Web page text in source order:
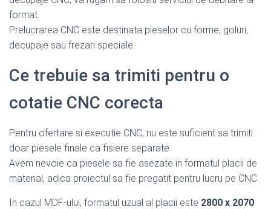
format.
Prelucrarea CNC este destinata pieselor cu forme, goluri,
decupaje sau frezari speciale.
Ce trebuie sa trimiti pentru o
cotatie CNC corecta
Pentru ofertare si executie CNC, nu este suficient sa trimiti
doar piesele finale ca fisiere separate.
Avem nevoie ca piesele sa fie asezate in formatul placii de
material, adica proiectul sa fie pregatit pentru lucru pe CNC.
In cazul MDF-ului, formatul uzual al placii este 2800 x 2070